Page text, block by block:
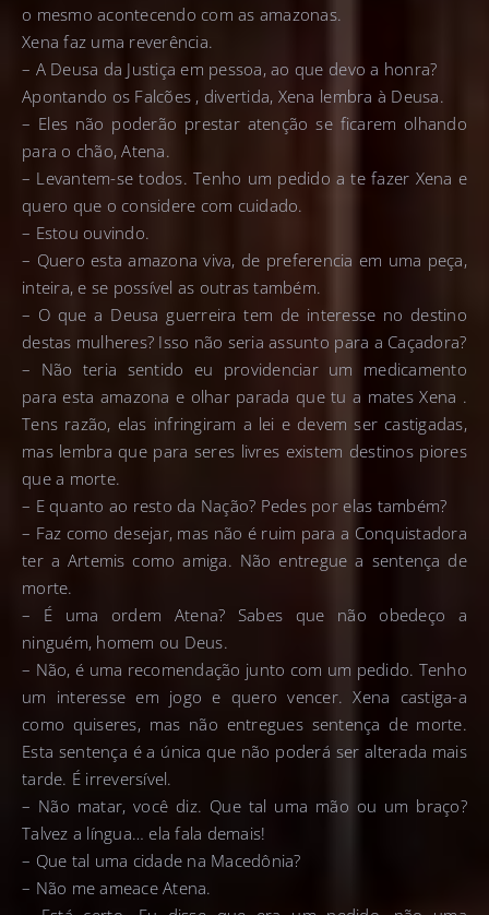
o mesmo acontecendo com as amazonas.
Xena faz uma reverência.
– A Deusa da Justiça em pessoa, ao que devo a honra?
Apontando os Falcões , divertida, Xena lembra à Deusa.
– Eles não poderão prestar atenção se ficarem olhando
para o chão, Atena.
– Levantem-se todos. Tenho um pedido a te fazer Xena e
quero que o considere com cuidado.
– Estou ouvindo.
– Quero esta amazona viva, de preferencia em uma peça,
inteira, e se possível as outras também.
– O que a Deusa guerreira tem de interesse no destino
destas mulheres? Isso não seria assunto para a Caçadora?
– Não teria sentido eu providenciar um medicamento
para esta amazona e olhar parada que tu a mates Xena .
Tens razão, elas infringiram a lei e devem ser castigadas,
mas lembra que para seres livres existem destinos piores
que a morte.
– E quanto ao resto da Nação? Pedes por elas também?
– Faz como desejar, mas não é ruim para a Conquistadora
ter a Artemis como amiga. Não entregue a sentença de
morte.
– É uma ordem Atena? Sabes que não obedeço a
ninguém, homem ou Deus.
– Não, é uma recomendação junto com um pedido. Tenho
um interesse em jogo e quero vencer. Xena castiga-a
como quiseres, mas não entregues sentença de morte.
Esta sentença é a única que não poderá ser alterada mais
tarde. É irreversível.
– Não matar, você diz. Que tal uma mão ou um braço?
Talvez a língua… ela fala demais!
– Que tal uma cidade na Macedônia?
– Não me ameace Atena.